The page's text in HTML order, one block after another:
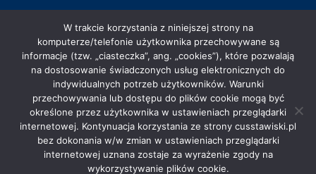
ZGKiM w Stawiskach
GOKiS w Stawiskach
Centrum Usług Społecznych w Stawiskach © 2026. Wszelkie
W trakcie korzystania z niniejszej strony na
komputerze/telefonie użytkownika przechowywane są
informacje (tzw. „ciasteczka”, ang. „cookies”), które pozwalają
na dostosowanie świadczonych usług elektronicznych do
indywidualnych potrzeb użytkowników. Warunki
przechowywania lub dostępu do plików cookie mogą być
określone przez użytkownika w ustawieniach przeglądarki
internetowej. Kontynuacja korzystania ze strony cusstawiski.pl
bez dokonania w/w zmian w ustawieniach przeglądarki
internetowej uznana zostaje za wyrażenie zgody na
wykorzystywanie plików cookie.